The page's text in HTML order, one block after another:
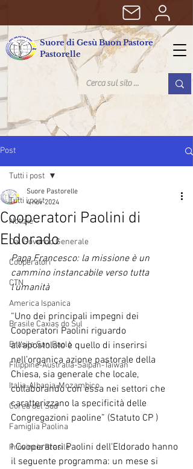
Suore di Gesù Buon Pastore
Pastorelle
Post
Tutti i post
Notizie
Dal Governo Generale
Cooperatori
CTN
America Ispanica
Brasile Caxias do Sul
Brasile San Paolo
Filippine-Australia-Saipan-Taiwan
Italia-Albania-Mozambico
Corea del Sud
Famiglia Paolina
Provincia Brasile
Tutti i post
Cooperatori Paolini di
Eldorado
Suore Pastorelle
4 nov 2024
Papa Francesco: la missione è un
cammino instancabile verso tutta
l'umanità
“Uno dei principali impegni dei
Cooperatori Paolini riguardo
all’apostolato è quello di inserirsi
nell’organica azione pastorale della
Chiesa, sia generale che locale,
collaborando con essa nei settori che
caratterizzano la specificità delle
Congregazioni paoline” (Statuto CP )
I Cooperatori Paolini dell'Eldorado hanno
il seguente programma: un mese si